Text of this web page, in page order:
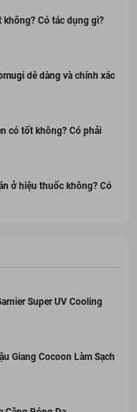
không? Có tác dụng gì?
dễ dàng và chính xác
có tốt không? Có phải
ở hiệu thuốc không? Có
Super UV Cooling
Giang Cocoon Làm Sạch